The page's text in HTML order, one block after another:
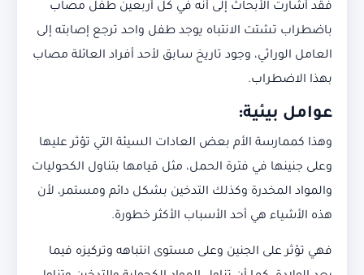
فقد أشارت الأبحاث إلى أنه في كل أربعين طفل مصاب
باضطراب تشتت الانتباه يوجد طفل واحد ترجع إصابته إلى
العامل الوراثي، وجود تاريخ سابق لأحد أفراد العائلة مصاب
بهذا الاضطراب.
عوامل بيئية:
وهذا كممارسة الأم بعض العادات السيئة التي تؤثر عليها
وعلى جنينها في فترة الحمل، مثل قيامها بتناول الكحوليات
والمواد المخدرة وكذلك التدخين بشكل دائم ومستمر، لأن
هذه الأشياء هي أحد الأسباب الأكثر خطورة.
فهي تؤثر على الجنين وعلى مستوى انتباهه وتركيزه فيما